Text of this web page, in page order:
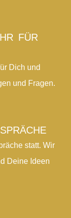
FÜR
Dich und
und Fragen.
statt. Wir
Deine Ideen